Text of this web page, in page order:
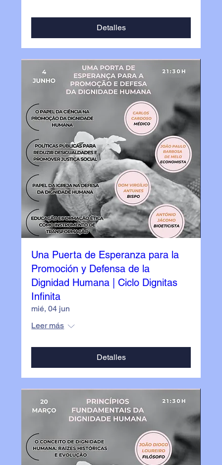
Detalles
Una Puerta de Esperanza para la
Promoción y Defensa de la
Dignidad Humana | Ciclo Dignitas
Infinita
mié, 04 jun
Leer más
Detalles